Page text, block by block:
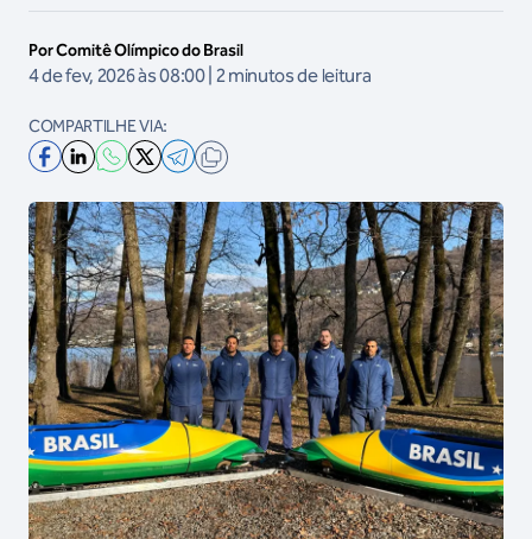
Por Comitê Olímpico do Brasil
4 de fev, 2026 às 08:00 | 2 minutos de leitura
COMPARTILHE VIA: